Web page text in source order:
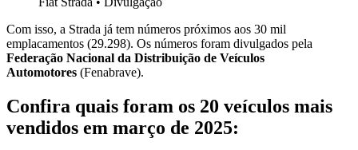
Com isso, a Strada já tem números próximos aos 30 mil
emplacamentos (29.298). Os números foram divulgados pela
Federação Nacional da Distribuição de Veículos
Automotores (Fenabrave).
Confira quais foram os 20 veículos mais
vendidos em março de 2025: